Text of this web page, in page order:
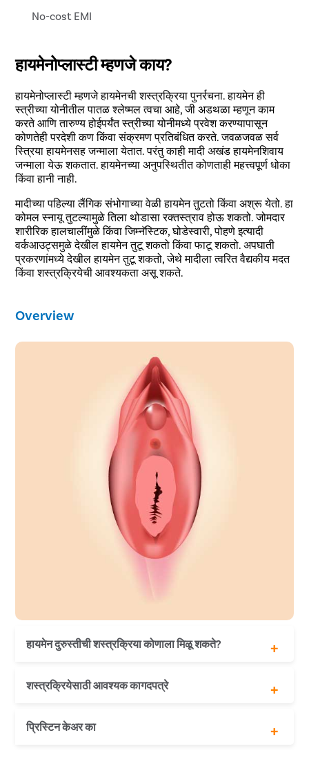
No-cost EMI
हायमेनोप्लास्टी म्हणजे काय?
हायमेनोप्लास्टी म्हणजे हायमेनची शस्त्रक्रिया पुनर्रचना. हायमेन ही
स्त्रीच्या योनीतील पातळ श्लेष्मल त्वचा आहे, जी अडथळा म्हणून काम
करते आणि तारुण्य होईपर्यंत स्त्रीच्या योनीमध्ये प्रवेश करण्यापासून
कोणतेही परदेशी कण किंवा संक्रमण प्रतिबंधित करते. जवळजवळ सर्व
स्त्रिया हायमेनसह जन्माला येतात. परंतु काही मादी अखंड हायमेनशिवाय
जन्माला येऊ शकतात. हायमेनच्या अनुपस्थितीत कोणताही महत्त्वपूर्ण धोका
किंवा हानी नाही.
मादीच्या पहिल्या लैंगिक संभोगाच्या वेळी हायमेन तुटतो किंवा अश्रू येतो. हा
कोमल स्नायू तुटल्यामुळे तिला थोडासा रक्तस्त्राव होऊ शकतो. जोमदार
शारीरिक हालचालींमुळे किंवा जिम्नॅस्टिक, घोडेस्वारी, पोहणे इत्यादी
वर्कआउट्समुळे देखील हायमेन तुटू शकतो किंवा फाटू शकतो. अपघाती
प्रकरणांमध्ये देखील हायमेन तुटू शकतो, जेथे मादीला त्वरित वैद्यकीय मदत
किंवा शस्त्रक्रियेची आवश्यकता असू शकते.
Overview
हायमेन दुरुस्तीची शस्त्रक्रिया कोणाला मिळू शकते?
18+ वर्षांपेक्षा जास्त वयाची हायमेन पुनर्रचना करू इच्छिणाऱ्या
कोणत्याही स्त्रीला हायमेन दुरुस्तीची शस्त्रक्रिया करता येते.
शस्त्रक्रियेसाठी आवश्यक कागदपत्रे
वयाचा पुरावा
रुग्णाची लेखी संमती
प्रिस्टिन केअर का